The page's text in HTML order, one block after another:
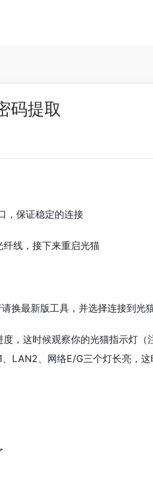
码提取
，保证稳定的连接
线，接下来重启光猫
换最新版工具，并选择连接到光
，这时候观察你的光猫指示灯
LAN2、网络E/G三个灯长亮，